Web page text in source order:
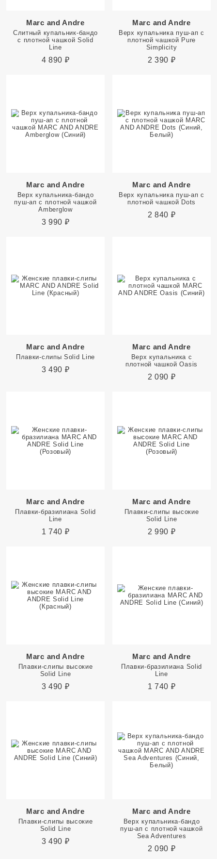
Marc and Andre
Слитный купальник-бандо
с плотной чашкой Solid
Line
4 890 ₽
Marc and Andre
Верх купальника пуш-ап с
плотной чашкой Pure
Simplicity
2 390 ₽
Marc and Andre
Верх купальника-бандо
пуш-ап с плотной чашкой
Amberglow
3 990 ₽
Marc and Andre
Верх купальника пуш-ап с
плотной чашкой Dots
2 840 ₽
Marc and Andre
Плавки-слипы Solid Line
3 490 ₽
Marc and Andre
Верх купальника с
плотной чашкой Oasis
2 090 ₽
Marc and Andre
Плавки-бразилиана Solid
Line
1 740 ₽
Marc and Andre
Плавки-слипы высокие
Solid Line
2 990 ₽
Marc and Andre
Плавки-слипы высокие
Solid Line
3 490 ₽
Marc and Andre
Плавки-бразилиана Solid
Line
1 740 ₽
Marc and Andre
Плавки-слипы высокие
Solid Line
3 490 ₽
Marc and Andre
Верх купальника-бандо
пуш-ап с плотной чашкой
Sea Adventures
2 090 ₽